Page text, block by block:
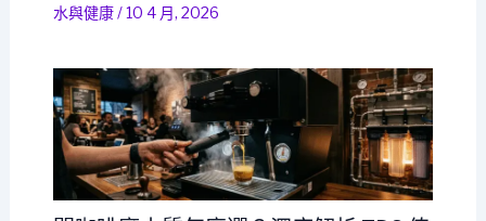
水與健康/10 4 月, 2026